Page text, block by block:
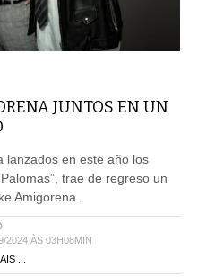
JUNTOS EN UN
lanzados en este año los
trae de regreso un
Amigorena.
2024 ÀS 03H08MIN
...